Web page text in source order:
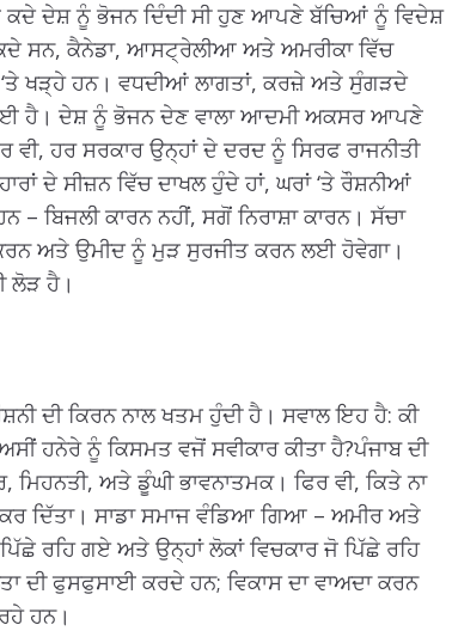
ਕਦੇ ਦੇਸ਼ ਨੂੰ ਭੋਜਨ ਦਿੰਦੀ ਸੀ ਹੁਣ ਆਪਣੇ ਬੱਚਿਆਂ ਨੂੰ ਵਿਦੇਸ਼
ਸਨ, ਕੈਨੇਡਾ, ਆਸਟ੍ਰੇਲੀਆ ਅਤੇ ਅਮਰੀਕਾ ਵਿੱਚ
‘ਤੇ ਖੜ੍ਹੇ ਹਨ। ਵਧਦੀਆਂ ਲਾਗਤਾਂ, ਕਰਜ਼ੇ ਅਤੇ ਸੁੰਗੜਦੇ
ਗਈ ਹੈ। ਦੇਸ਼ ਨੂੰ ਭੋਜਨ ਦੇਣ ਵਾਲਾ ਆਦਮੀ ਅਕਸਰ ਆਪਣੇ
ਹਰ ਸਰਕਾਰ ਉਨ੍ਹਾਂ ਦੇ ਦਰਦ ਨੂੰ ਸਿਰਫ ਰਾਜਨੀਤੀ
ਦੇ ਸੀਜ਼ਨ ਵਿੱਚ ਦਾਖਲ ਹੁੰਦੇ ਹਾਂ, ਘਰਾਂ ‘ਤੇ ਰੌਸ਼ਨੀਆਂ
ਬਿਜਲੀ ਕਾਰਨ ਨਹੀਂ, ਸਗੋਂ ਨਿਰਾਸ਼ਾ ਕਾਰਨ। ਸੱਚਾ
ਅਤੇ ਉਮੀਦ ਨੂੰ ਮੁੜ ਸੁਰਜੀਤ ਕਰਨ ਲਈ ਹੋਵੇਗਾ।
ਲੋੜ ਹੈ।
ਦੀ ਕਿਰਨ ਨਾਲ ਖਤਮ ਹੁੰਦੀ ਹੈ। ਸਵਾਲ ਇਹ ਹੈ: ਕੀ
ਹਨੇਰੇ ਨੂੰ ਕਿਸਮਤ ਵਜੋਂ ਸਵੀਕਾਰ ਕੀਤਾ ਹੈ?ਪੰਜਾਬ ਦੀ
ਅਤੇ ਡੂੰਘੀ ਭਾਵਨਾਤਮਕ। ਫਿਰ ਵੀ, ਕਿਤੇ ਨਾ
ਦਿੱਤਾ। ਸਾਡਾ ਸਮਾਜ ਵੰਡਿਆ ਗਿਆ – ਅਮੀਰ ਅਤੇ
ਰਹਿ ਗਏ ਅਤੇ ਉਨ੍ਹਾਂ ਲੋਕਾਂ ਵਿਚਕਾਰ ਜੋ ਪਿੱਛੇ ਰਹਿ
ਫੁਸਫੁਸਾਈ ਕਰਦੇ ਹਨ; ਵਿਕਾਸ ਦਾ ਵਾਅਦਾ ਕਰਨ
ਹਨ।